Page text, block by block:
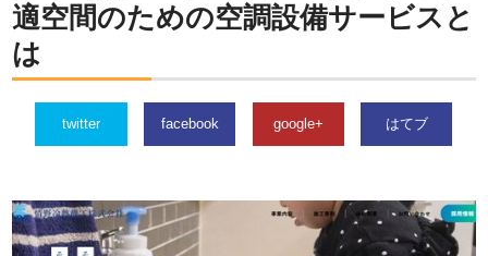
適空間のための空調設備サービスと
は
twitter facebook google+ はてブ